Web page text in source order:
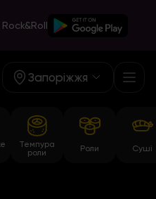
Запоріжжя
Темпура
роли
Роли Суші